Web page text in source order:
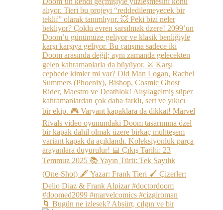
🌀 Bugün ne izlesek? Absürt, çılgın ve bir